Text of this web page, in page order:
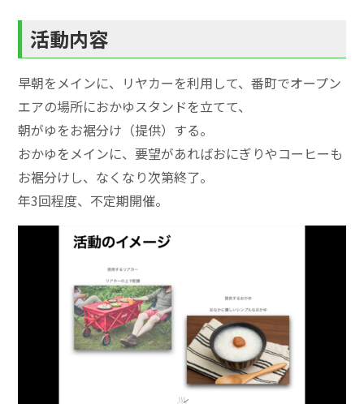
活動内容
早朝をメインに、リヤカーを利用して、番町でオープン
エアの場所におかゆスタンドを立てて、
朝がゆをお裾分け（提供）する。
おかゆをメインに、要望があればおにぎりやコーヒーも
お裾分けし、なくなり次第終了。
年3回程度、不定期開催。